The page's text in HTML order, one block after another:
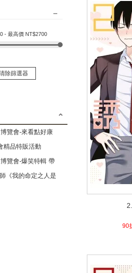
0 - 最高價 NT$2700
除篩選器
覽會-來看點好康
品特輯-2本79折
精品特販活動
覽會-爆笑特輯 帶
時光-3本82折
《我的命定之人是
90